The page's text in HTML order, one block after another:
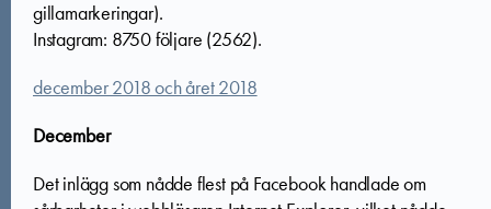
gillamarkeringar).
Instagram: 8750 följare (2562).
december 2018 och året 2018
December
Det inlägg som nådde flest på Facebook handlade om